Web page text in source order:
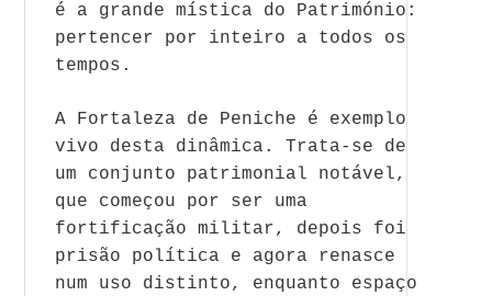
é a grande mística do Património:
pertencer por inteiro a todos os
tempos.
A Fortaleza de Peniche é exemplo
vivo desta dinâmica. Trata-se de
um conjunto patrimonial notável,
que começou por ser uma
fortificação militar, depois foi
prisão política e agora renasce
num uso distinto, enquanto espaço